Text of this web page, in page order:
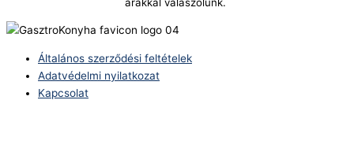
Általános szerződési feltételek
Adatvédelmi nyilatkozat
Kapcsolat